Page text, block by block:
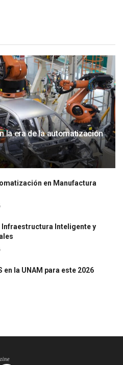
la era de la automatización
en Manufactura
Infraestructura Inteligente y
en la UNAM para este 2026